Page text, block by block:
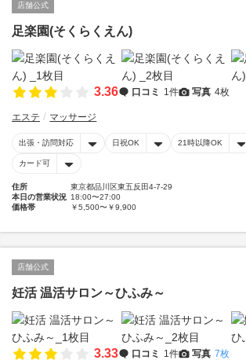
店舗公式
足楽園(そくらくえん)
3.36 口コミ 1件 写真 4枚
エステ マッサージ
出張・訪問対応 日祝OK 21時以降OK
カード可
住所
東京都品川区東五反田4-7-29
本日の営業状況 18:00〜27:00
価格帯
￥5,500〜￥9,900
店舗公式
妊活 温活サロン～ひふみ～
3.33 口コミ 1件 写真 7枚